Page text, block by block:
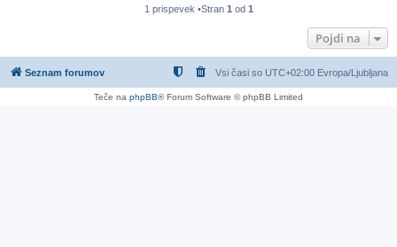
1 prispevek •Stran 1 od 1
Pojdi na
Seznam forumov Vsi časi so UTC+02:00 Evropa/Ljubljana
Teče na phpBB® Forum Software © phpBB Limited